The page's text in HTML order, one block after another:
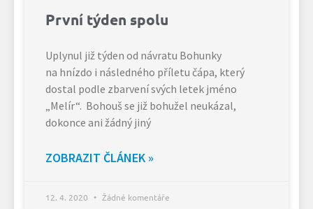
První týden spolu
Uplynul již týden od návratu Bohunky
na hnízdo i následného příletu čápa, který
dostal podle zbarvení svých letek jméno
„Melír“. Bohouš se již bohužel neukázal,
dokonce ani žádný jiný
ZOBRAZIT ČLÁNEK »
12. 4. 2020 Žádné komentáře